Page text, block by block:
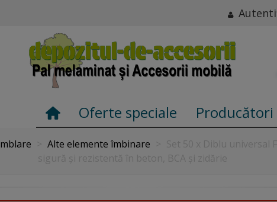
Oferte speciale Producători
Alte elemente îmbinare